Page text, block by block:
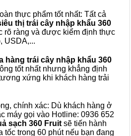
thực phẩm tốt nhất: Tất cả
thị trái cây nhập khẩu 360
rõ ràng và được kiểm định thực
USDA,...
hàng trái cây nhập khẩu 360
tốt nhất nhưng khẳng định
xứng khi khách hàng trải
chính xác: Dù khách hàng ở
máy gọi vào Hotline: 0936 652
sạch 360 Fruit sẽ tiến hành
tốc trong 60 phút nếu bạn đang